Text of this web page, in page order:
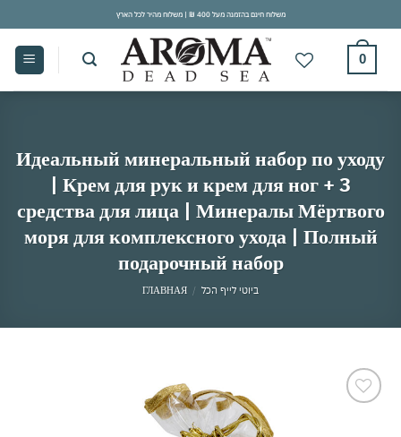
to
content
משלוח חינם בהזמנה מעל 400 ₪ | משלוח מהיר לכל הארץ
0
Идеальный минеральный набор по уходу
| Крем для рук и крем для ног + 3
средства для лица | Минералы Мёртвого
моря для комплексного ухода | Полный
подарочный набор
ГЛАВНАЯ / ביוטי לייף הכל